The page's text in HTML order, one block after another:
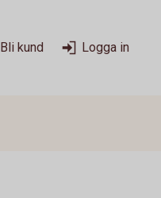
Bli kund Logga in